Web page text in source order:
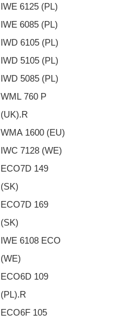
IWE 6125 (PL)
IWE 6085 (PL)
IWD 6105 (PL)
IWD 5105 (PL)
IWD 5085 (PL)
WML 760 P
(UK).R
WMA 1600 (EU)
IWC 7128 (WE)
ECO7D 149
(SK)
ECO7D 169
(SK)
IWE 6108 ECO
(WE)
ECO6D 109
(PL).R
ECO6F 105